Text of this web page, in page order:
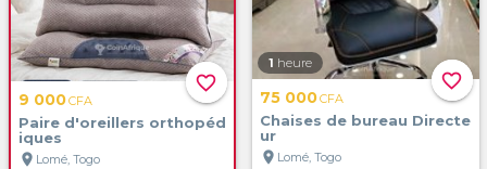
favorite_border
9 000CFA
Paire d'oreillers orthopéd
iques
location_on Lomé, Togo
favorite_border
1 heure
75 000CFA
Chaises de bureau Directe
ur
location_on Lomé, Togo